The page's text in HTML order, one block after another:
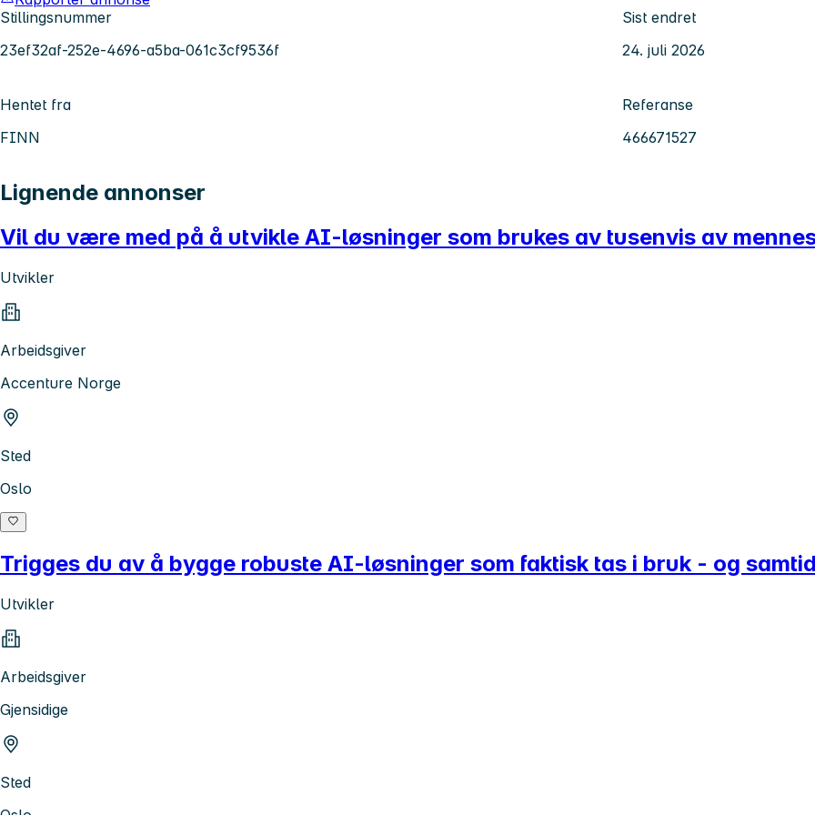
Stillingsnummer
23ef32af-252e-4696-a5ba-061c3cf9536f
Sist endret
24. juli 2026
Hentet fra
FINN
Referanse
466671527
Lignende annonser
Vil du være med på å utvikle AI-løsninger som brukes av tusenvis av
Utvikler
Arbeidsgiver
Accenture Norge
Sted
Oslo
Trigges du av å bygge robuste AI-løsninger som faktisk tas i bruk - og
Utvikler
Arbeidsgiver
Gjensidige
Sted